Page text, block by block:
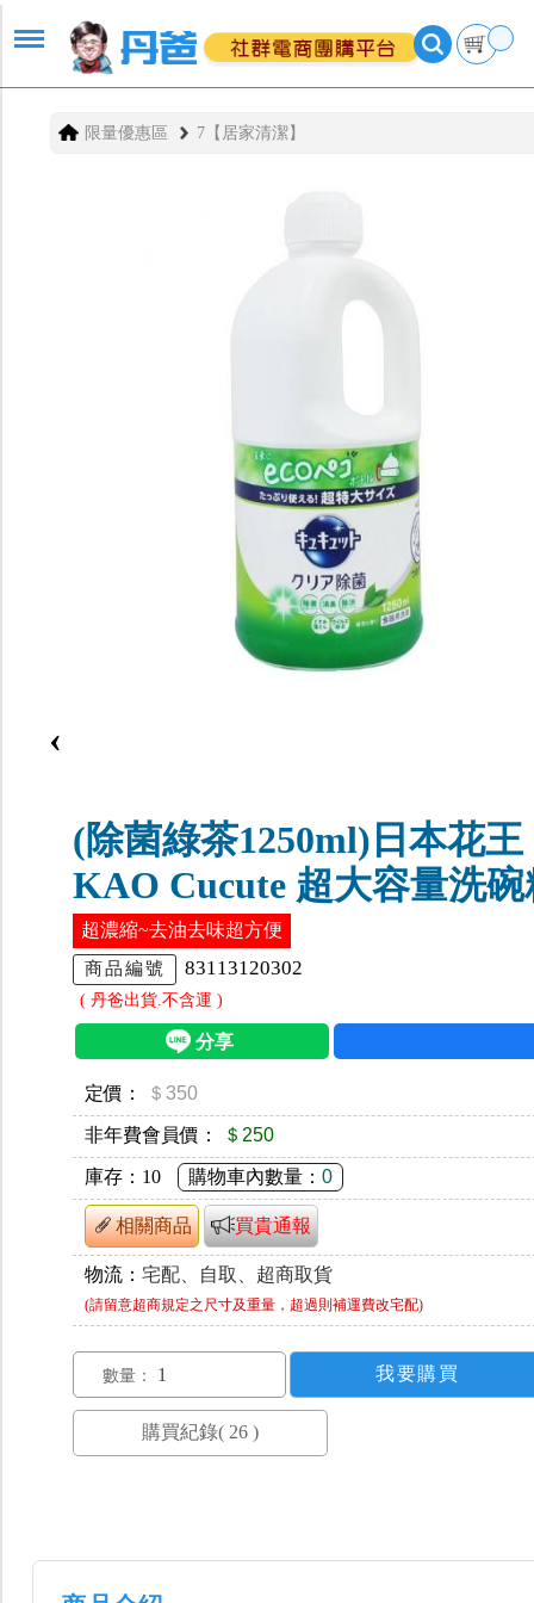
限量優惠區 7【居家清潔】
‹
(除菌綠茶1250ml)日本花王
KAO Cucute 超大容量洗碗
超濃縮~去油去味超方便
商品編號 83113120302
( 丹爸出貨.不含運 )
定價： ＄350
非年費會員價： ＄250
庫存： 10 購物車內數量： 0
相關商品 買貴通報
物流： 宅配、自取、超商取貨
(請留意超商規定之尺寸及重量，超過則補運費改宅配)
數量：